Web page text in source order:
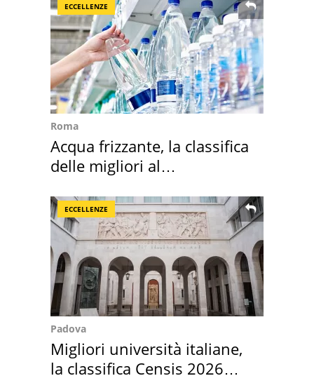
ECCELLENZE
Roma
Acqua frizzante, la classifica
delle migliori al
ECCELLENZE
Padova
Migliori università italiane,
la classifica Censis 2026